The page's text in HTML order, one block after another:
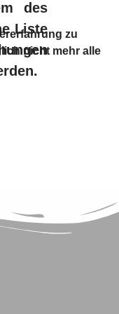
des
Liste
zu
nicht mehr alle